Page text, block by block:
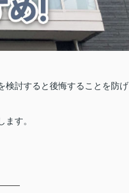
検討すると後悔することを防げ
す。